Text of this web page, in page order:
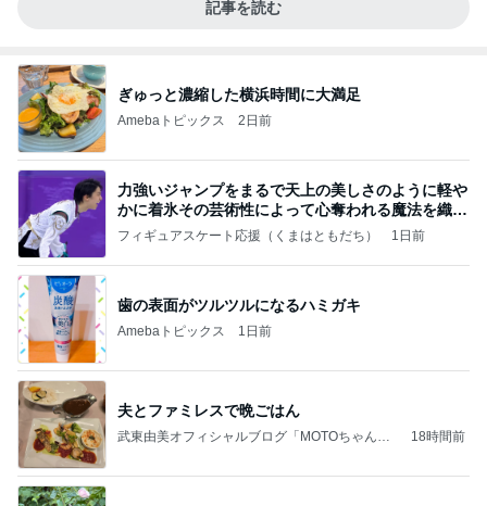
記事を読む
ぎゅっと濃縮した横浜時間に大満足
Amebaトピックス 2日前
力強いジャンプをまるで天上の美しさのように軽や
かに着氷その芸術性によって心奪われる魔法を織り
なす
フィギュアスケート応援（くまはともだち） 1日前
歯の表面がツルツルになるハミガキ
Amebaトピックス 1日前
夫とファミレスで晩ごはん
武東由美オフィシャルブログ「MOTOちゃんと
18時間前